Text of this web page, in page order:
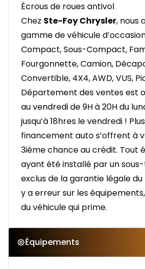
Écrous de roues antivol
Chez Ste-Foy Chrysler, nous
gamme de véhicule
Compact, Sous-Compact,
Fourgonnette, Camion,
Convertible, 4X4, AWD, VUS,
Département des ventes est
au vendredi de 9H à 20H du
jusqu’à 18hres le vendredi !
financement auto s’offrent à
3ième chance au crédit. Tout
ayant été installé par un
exclus de la garantie légale du
y a erreur sur les
du véhicule qui prime.
Équipements